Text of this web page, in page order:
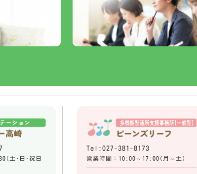
土･日･祝日
Tel:027-381-8173
営業時間：10:00～17:00(月～土)